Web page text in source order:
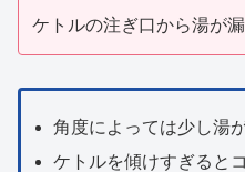
ケトルの注ぎ口から湯が
角度によっては少し湯
ケトルを傾けすぎると